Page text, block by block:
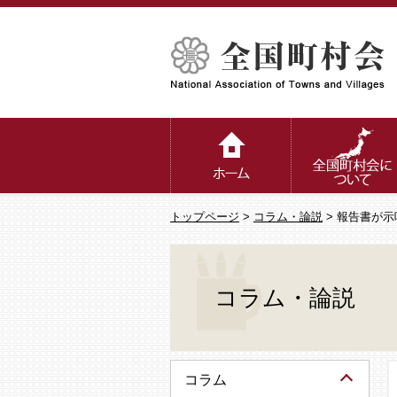
トップページ > コラム・論説 > 報告書が
コラム・論説
コラム